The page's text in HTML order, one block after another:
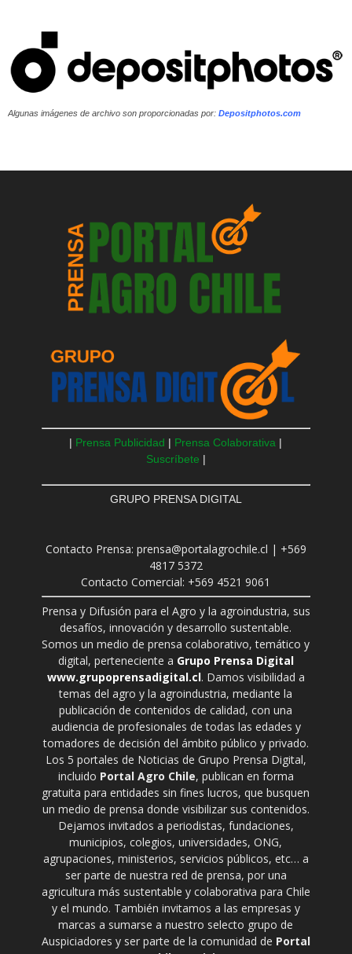
Algunas imágenes de archivo son proporcionadas por: Depositphotos.com
| Prensa Publicidad | Prensa Colaborativa |
Suscríbete |
GRUPO PRENSA DIGITAL
Contacto Prensa: prensa@portalagrochile.cl | +569
4817 5372
Contacto Comercial: +569 4521 9061
Prensa y Difusión para el Agro y la agroindustria, sus
desafíos, innovación y desarrollo sustentable.
Somos un medio de prensa colaborativo, temático y
digital, perteneciente a Grupo Prensa Digital
www.grupoprensadigital.cl. Damos visibilidad a
temas del agro y la agroindustria, mediante la
publicación de contenidos de calidad, con una
audiencia de profesionales de todas las edades y
tomadores de decisión del ámbito público y privado.
Los 5 portales de Noticias de Grupo Prensa Digital,
incluido Portal Agro Chile, publican en forma
gratuita para entidades sin fines lucros, que busquen
un medio de prensa donde visibilizar sus contenidos.
Dejamos invitados a periodistas, fundaciones,
municipios, colegios, universidades, ONG,
agrupaciones, ministerios, servicios públicos, etc… a
ser parte de nuestra red de prensa, por una
agricultura más sustentable y colaborativa para Chile
y el mundo. También invitamos a las empresas y
marcas a sumarse a nuestro selecto grupo de
Auspiciadores y ser parte de la comunidad de Portal